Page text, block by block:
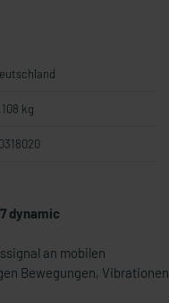
kg
dynamic
an mobilen
Bewegungen, Vibrationen